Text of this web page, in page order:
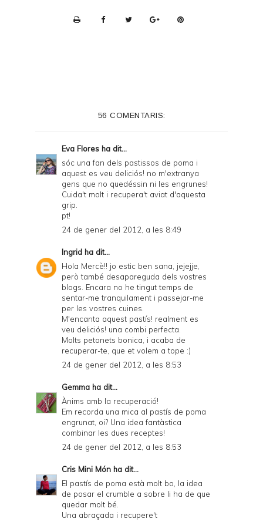
r
i
e
d
y
a
n
d
P
D
F
56 COMENTARIS:
Eva Flores ha dit...
sóc una fan dels pastissos de poma i
aquest es veu deliciós! no m'extranya
gens que no quedéssin ni les engrunes!
Cuida't molt i recupera't aviat d'aquesta
grip.
pt!
24 de gener del 2012, a les 8:49
Ingrid ha dit...
Hola Mercè!! jo estic ben sana, jejejje,
però també desapareguda dels vostres
blogs. Encara no he tingut temps de
sentar-me tranquilament i passejar-me
per les vostres cuines.
M'encanta aquest pastís! realment es
veu deliciós! una combi perfecta.
Molts petonets bonica, i acaba de
recuperar-te, que et volem a tope :)
24 de gener del 2012, a les 8:53
Gemma ha dit...
Ànims amb la recuperació!
Em recorda una mica al pastís de poma
engrunat, oi? Una idea fantàstica
combinar les dues receptes!
24 de gener del 2012, a les 8:53
Cris Mini Món ha dit...
El pastís de poma està molt bo, la idea
de posar el crumble a sobre li ha de que
quedar molt bé.
Una abraçada i recupere't